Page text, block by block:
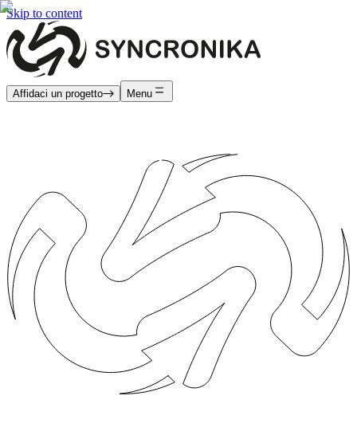
Skip to content
Affidaci un progetto Menu